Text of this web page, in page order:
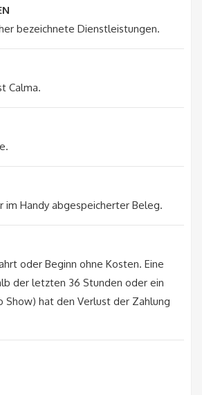
bezeichnete Dienstleistungen.
Calma.
im Handy abgespeicherter Beleg.
oder Beginn ohne Kosten. Eine
der letzten 36 Stunden oder ein
Show) hat den Verlust der Zahlung